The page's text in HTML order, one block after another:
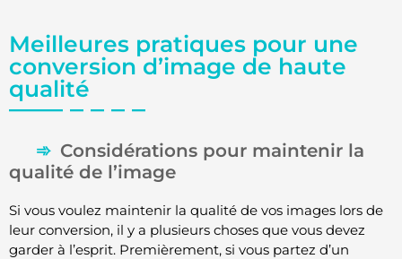
Meilleures pratiques pour une
conversion d’image de haute
qualité
Considérations pour maintenir la
qualité de l’image
Si vous voulez maintenir la qualité de vos images lors de
leur conversion, il y a plusieurs choses que vous devez
garder à l’esprit. Premièrement, si vous partez d’un